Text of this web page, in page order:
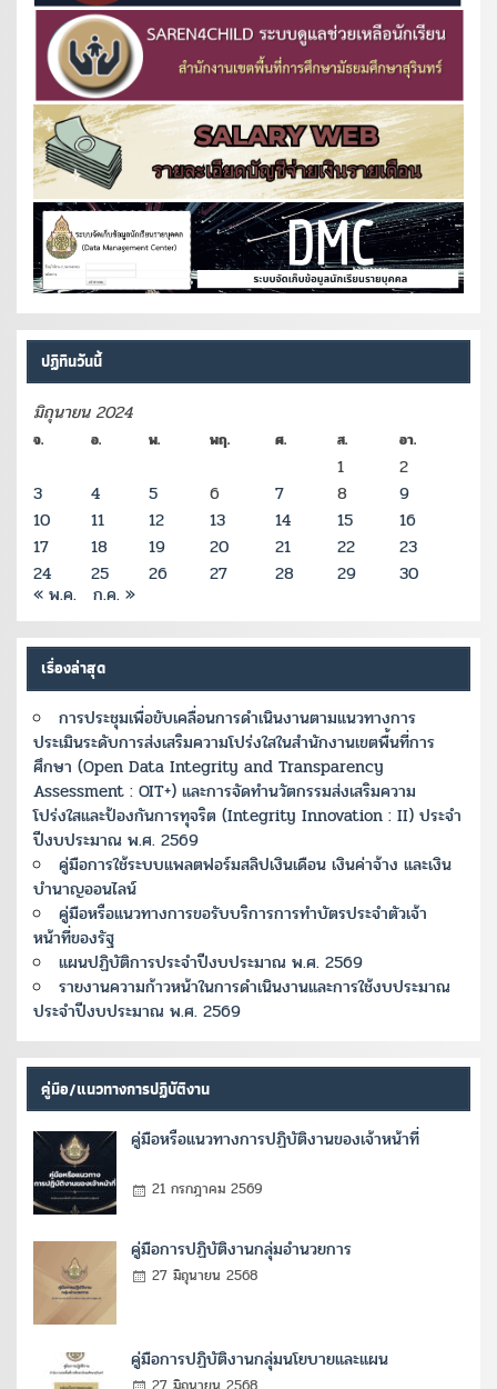
ปฏิทินวันนี้
มิถุนายน 2024
จ. อ. พ. พฤ. ศ. ส. อา.
1
2
3
4 5 6 7 8
9
10
11 12 13 14 15
16
17
18 19 20 21 22
23
24
25 26 27 28 29 30
« พ.ค. ก.ค. »
เรื่องล่าสุด
การประชุมเพื่อขับเคลื่อนการดำเนินงานตามแนวทางการ
ประเมินระดับการส่งเสริมความโปร่งใสในสำนักงานเขตพื้นที่การ
ศึกษา (Open Data Integrity and Transparency
Assessment : OIT+) และการจัดทำนวัตกรรมส่งเสริมความ
โปร่งใสและป้องกันการทุจริต (Integrity Innovation : II) ประจำ
ปีงบประมาณ พ.ศ. 2569
คู่มือการใช้ระบบแพลตฟอร์มสลิปเงินเดือน เงินค่าจ้าง และเงิน
บำนาญออนไลน์
คู่มือหรือแนวทางการขอรับบริการการทำบัตรประจำตัวเจ้า
หน้าที่ของรัฐ
แผนปฏิบัติการประจำปีงบประมาณ พ.ศ. 2569
รายงานความก้าวหน้าในการดำเนินงานและการใช้งบประมาณ
ประจำปีงบประมาณ พ.ศ. 2569
คู่มือ/แนวทางการปฏิบัติงาน
คู่มือหรือแนวทางการปฏิบัติงานของเจ้าหน้าที่
21 กรกฎาคม 2569
คู่มือการปฏิบัติงานกลุ่มอำนวยการ
27 มิถุนายน 2568
คู่มือการปฏิบัติงานกลุ่มนโยบายและแผน